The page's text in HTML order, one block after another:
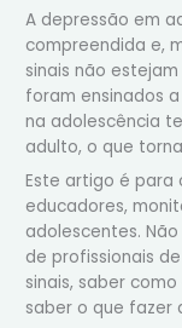
A depressão em
compreendida e,
sinais não
foram ensinados
na adolescência
adulto, o que
Este artigo é para
educadores,
adolescentes.
de profissionais
sinais, saber
saber o que fazer